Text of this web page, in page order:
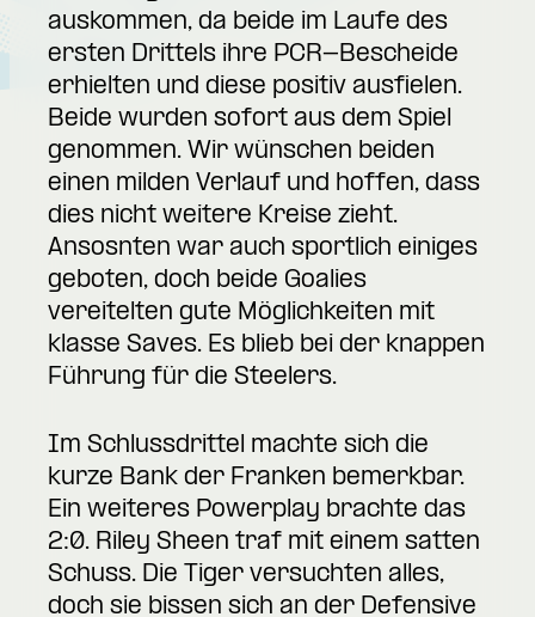
auskommen, da beide im Laufe des
ersten Drittels ihre PCR-Bescheide
erhielten und diese positiv ausfielen.
Beide wurden sofort aus dem Spiel
genommen. Wir wünschen beiden
einen milden Verlauf und hoffen, dass
dies nicht weitere Kreise zieht.
Ansosnten war auch sportlich einiges
geboten, doch beide Goalies
vereitelten gute Möglichkeiten mit
klasse Saves. Es blieb bei der knappen
Führung für die Steelers.
Im Schlussdrittel machte sich die
kurze Bank der Franken bemerkbar.
Ein weiteres Powerplay brachte das
2:0. Riley Sheen traf mit einem satten
Schuss. Die Tiger versuchten alles,
doch sie bissen sich an der Defensive